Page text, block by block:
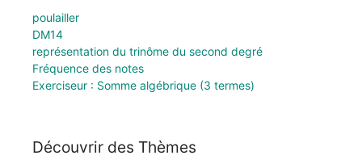
poulailler
DM14
représentation du trinôme du second degré
Fréquence des notes
Exerciseur : Somme algébrique (3 termes)
Découvrir des Thèmes